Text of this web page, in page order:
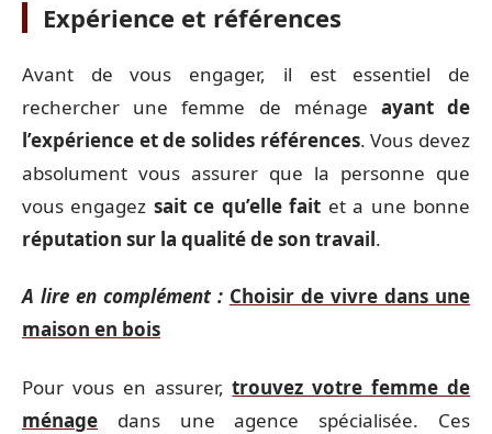
Expérience et références
Avant de vous engager, il est essentiel de
rechercher une femme de ménage ayant de
l’expérience et de solides références. Vous devez
absolument vous assurer que la personne que
vous engagez sait ce qu’elle fait et a une bonne
réputation sur la qualité de son travail.
A lire en complément : Choisir de vivre dans une
maison en bois
Pour vous en assurer,trouvez votre femme de
ménage dans une agence spécialisée. Ces